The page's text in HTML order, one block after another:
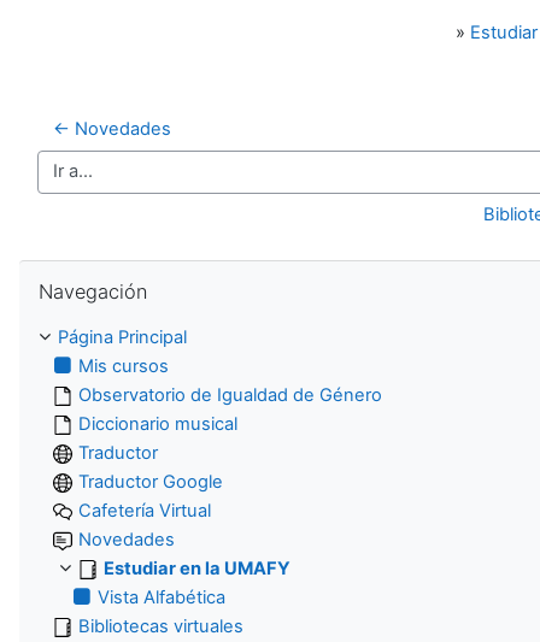
»
← Novedades
Ir a...
Navegación
Página Principal
Mis cursos
Observatorio de Igualdad de Género
Diccionario musical
Traductor
Traductor Google
Cafetería Virtual
Novedades
Estudiar en la UMAFY
Vista Alfabética
Bibliotecas virtuales